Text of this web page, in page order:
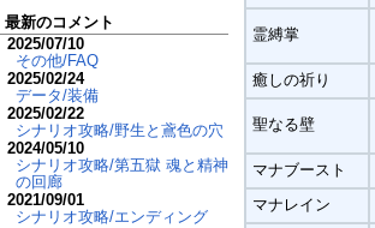
霊縛掌
癒しの祈り
聖なる壁
マナブースト
マナレイン
最新のコメント
2025/07/10
その他/FAQ
2025/02/24
データ/装備
2025/02/22
シナリオ攻略/野生と鳶色の穴
2024/05/10
シナリオ攻略/第五獄 魂と精神
の回廊
2021/09/01
シナリオ攻略/エンディング